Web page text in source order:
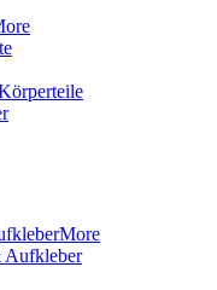
More
Aufkleber